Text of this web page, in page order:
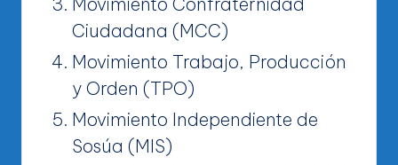
Ciudadana (MCC)
Movimiento Trabajo, Producción
y Orden (TPO)
Movimiento Independiente de
Sosúa (MIS)